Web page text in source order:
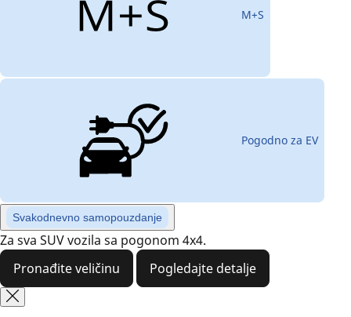
M+S
Pogodno za EV
Svakodnevno samopouzdanje
Za sva SUV vozila sa pogonom 4x4.
Pronađite veličinu
Pogledajte detalje